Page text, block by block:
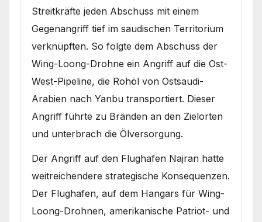
Streitkräfte jeden Abschuss mit einem
Gegenangriff tief im saudischen Territorium
verknüpften. So folgte dem Abschuss der
Wing-Loong-Drohne ein Angriff auf die Ost-
West-Pipeline, die Rohöl von Ostsaudi-
Arabien nach Yanbu transportiert. Dieser
Angriff führte zu Bränden an den Zielorten
und unterbrach die Ölversorgung.
Der Angriff auf den Flughafen Najran hatte
weitreichendere strategische Konsequenzen.
Der Flughafen, auf dem Hangars für Wing-
Loong-Drohnen, amerikanische Patriot- und